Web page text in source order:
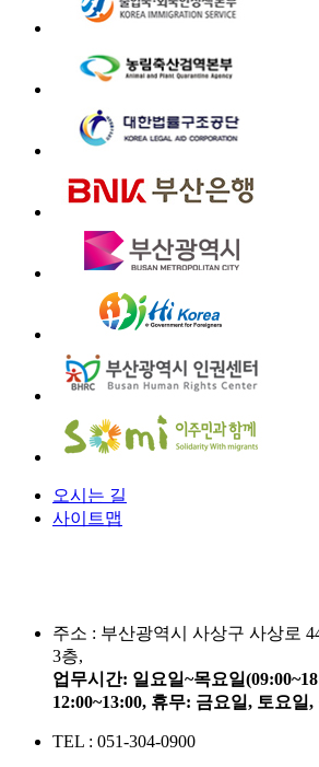
오시는 길
사이트맵
주소 : 부산광역시 사상구 사상로
3층,
업무시간: 일요일~목요일
12:00~13:00, 휴무: 금요일, 토요일,
TEL : 051-304-0900